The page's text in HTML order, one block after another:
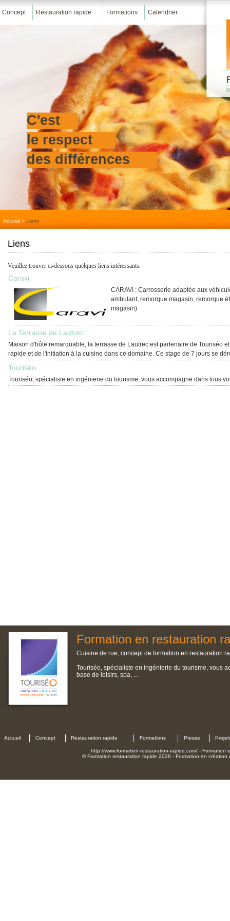
Concept Restauration rapide Formations Calendrier
C'est
le respect
des différences
Accueil > Liens
Liens
Veuillez trouver ci-dessous quelques liens intéressants.
Caravi
CARAVI : Carrosserie adaptée aux
ambulant, remorque magasin, remorque
magasin)
La Terrasse de Lautrec
Maison d'hôte remarquable, la terrasse de Lautrec est partenaire de Touriséo
rapide et de l'initiation à la cuisine dans ce domaine. Ce stage de 7 jours se
Touriséo
Touriséo, spécialiste en ingénierie du tourisme, vous accompagne dans tous
Formation en restauration
Cuisine de rue, concept de formation en restauration
Touriséo, spécialiste en ingénierie du tourisme, vous
base de loisirs, spa, ...
Accueil Concept Restauration rapide Formations Presse
http://www.formation-restauration-rapide.com/ -
© Formation restauration rapide 2026 - Formation en